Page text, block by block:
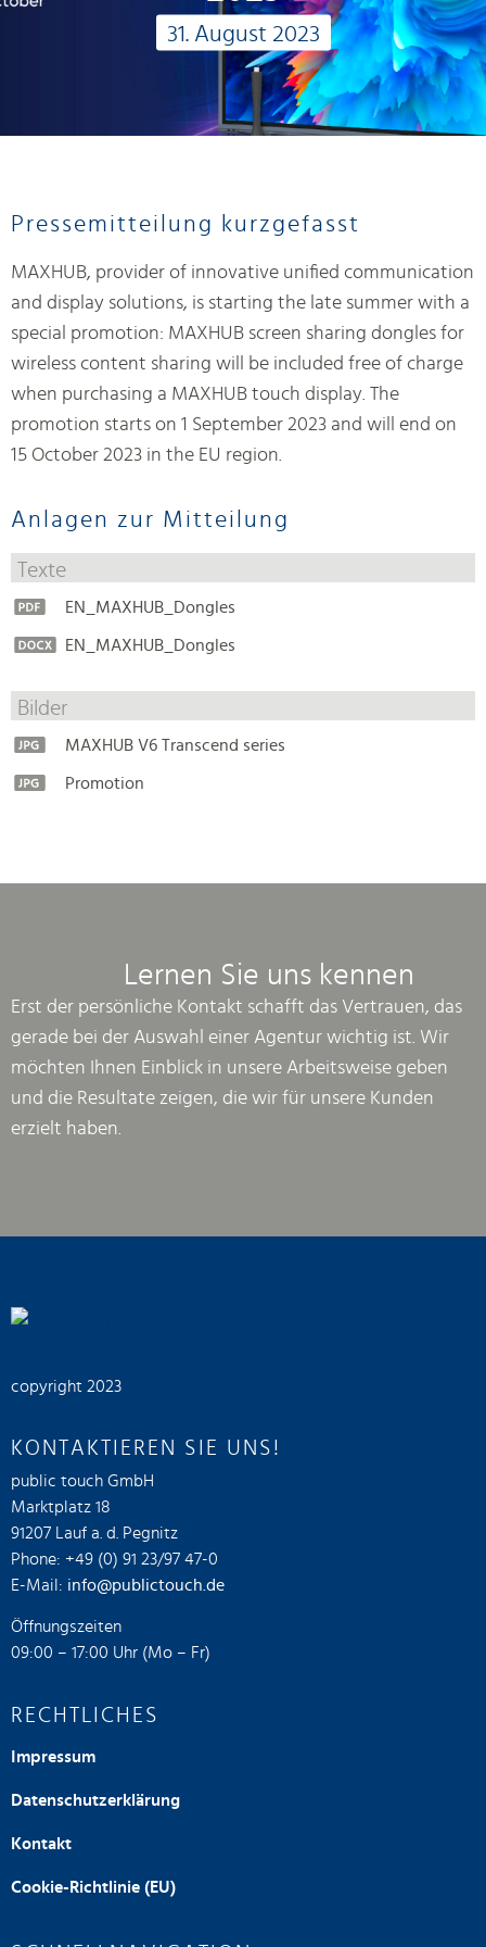
31. August 2023
Pressemitteilung kurzgefasst
MAXHUB, provider of innovative unified communication
and display solutions, is starting the late summer with a
special promotion: MAXHUB screen sharing dongles for
wireless content sharing will be included free of charge
when purchasing a MAXHUB touch display. The
promotion starts on 1 September 2023 and will end on
15 October 2023 in the EU region.
Anlagen zur Mitteilung
Texte
EN_MAXHUB_Dongles
EN_MAXHUB_Dongles
Bilder
MAXHUB V6 Transcend series
Promotion
Lernen Sie uns kennen
Erst der persönliche Kontakt schafft das Vertrauen, das
gerade bei der Auswahl einer Agentur wichtig ist. Wir
möchten Ihnen Einblick in unsere Arbeitsweise geben
und die Resultate zeigen, die wir für unsere Kunden
erzielt haben.
copyright 2023
KONTAKTIEREN SIE UNS!
public touch GmbH
Marktplatz 18
91207 Lauf a. d. Pegnitz
Phone: +49 (0) 91 23/97 47-0
E-Mail: info@publictouch.de
Öffnungszeiten
09:00 – 17:00 Uhr (Mo – Fr)
RECHTLICHES
Impressum
Datenschutzerklärung
Kontakt
Cookie-Richtlinie (EU)